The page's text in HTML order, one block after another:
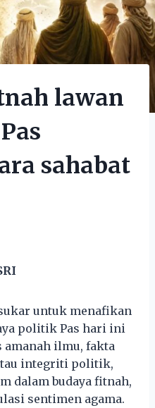
lawan
sahabat
untuk menafikan
politik Pas hari ini
amanah ilmu, fakta
integriti politik,
dalam budaya fitnah,
sentimen agama.